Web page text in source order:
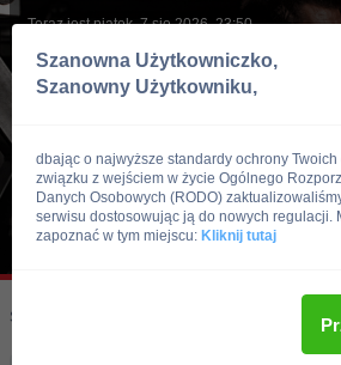
Teraz jest piątek, 7 sie 2026, 23:50
Skocz do:
Szanowna Użytkowniczko,
Szanowny Użytkowniku,
dbając o najwyższe standardy ochrony
związku z wejściem w życie Ogólnego
Danych Osobowych (RODO)
serwisu dostosowując ją do nowych regulacji.
zapoznać w tym miejscu: Kliknij tutaj